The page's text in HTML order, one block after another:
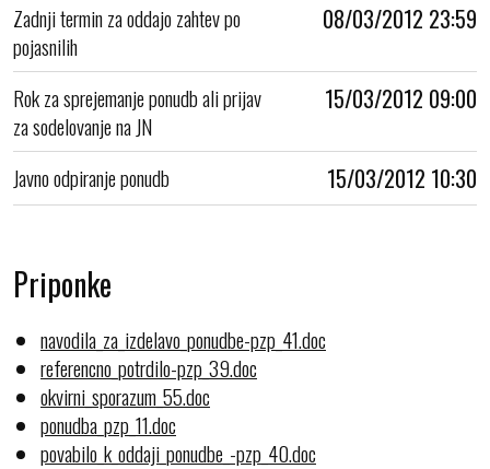
Zadnji termin za oddajo zahtev po
pojasnilih
08/03/2012 23:59
Rok za sprejemanje ponudb ali prijav
za sodelovanje na JN
15/03/2012 09:00
Javno odpiranje ponudb 15/03/2012 10:30
Priponke
navodila_za_izdelavo_ponudbe-pzp_41.doc
referencno_potrdilo-pzp_39.doc
okvirni_sporazum_55.doc
ponudba_pzp_11.doc
povabilo_k_oddaji_ponudbe_-pzp_40.doc